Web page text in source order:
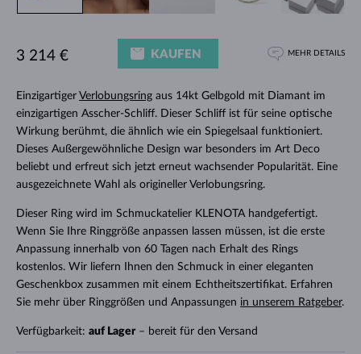
Einzigartiger Verlobungsringaus 14kt Gelbgold mit Diamant im
einzigartigen Asscher-Schliff. Dieser Schliff ist für seine optische
Wirkung berühmt, die ähnlich wie ein Spiegelsaal funktioniert.
Dieses Außergewöhnliche Design war besonders im Art Deco
beliebt und erfreut sich jetzt erneut wachsender Popularität. Eine
ausgezeichnete Wahl als origineller Verlobungsring.
Dieser Ring wird im Schmuckatelier KLENOTA handgefertigt.
Wenn Sie Ihre Ringgröße anpassen lassen müssen, ist die erste
Anpassung innerhalb von 60 Tagen nach Erhalt des Rings
kostenlos. Wir liefern Ihnen den Schmuck in einer eleganten
Geschenkbox zusammen mit einem Echtheitszertifikat. Erfahren
Sie mehr über Ringgrößen und Anpassungen in unserem Ratgeber.
Verfügbarkeit: auf Lager– bereit für den Versand
3 214 € KAUFEN MEHR DETAILS